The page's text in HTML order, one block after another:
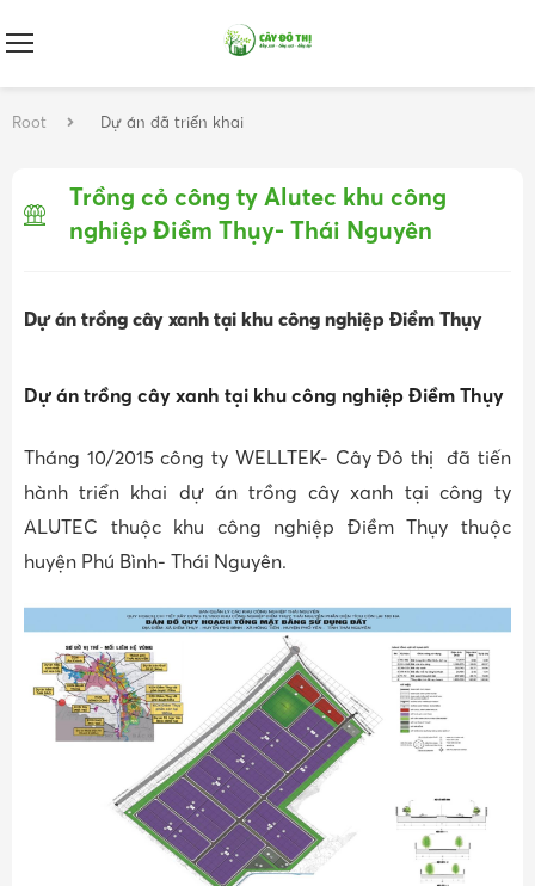
Root Dự án đã triển khai
Trồng cỏ công ty Alutec khu công
nghiệp Điềm Thụy- Thái Nguyên
Dự án trồng cây xanh tại khu công nghiệp Điềm Thụy
Dự án trồng cây xanh tại khu công nghiệp Điềm Thụy
Tháng 10/2015 công ty WELLTEK- Cây Đô thị đã tiến
hành triển khai dự án trồng cây xanh tại công ty
ALUTEC thuộc khu công nghiệp Điềm Thụy thuộc
huyện Phú Bình- Thái Nguyên.